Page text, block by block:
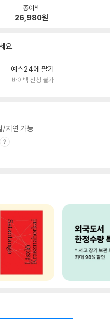
종이책
26,980원
요.
예스24에 팔기
바이백 신청 불가
/지연 가능